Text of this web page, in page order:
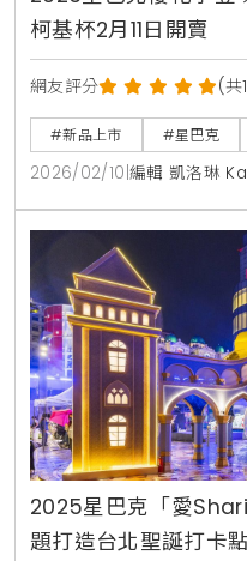
柯基杯2月11日開賣
網友評分 (共
#新品上市 #星巴克
2026/02/10 編輯 凱洛琳
2025星巴克「愛
題打造台北聖誕打卡